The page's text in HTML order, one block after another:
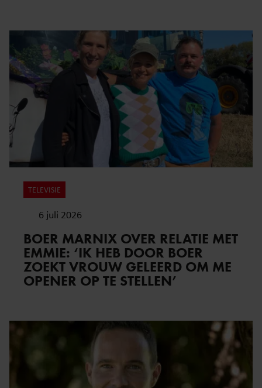
TELEVISIE
6 juli 2026
BOER MARNIX OVER RELATIE MET
EMMIE: ‘IK HEB DOOR BOER
ZOEKT VROUW GELEERD OM ME
OPENER OP TE STELLEN’